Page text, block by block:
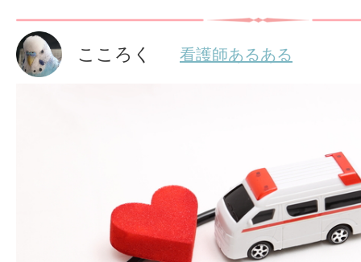
こころく 看護師あるある